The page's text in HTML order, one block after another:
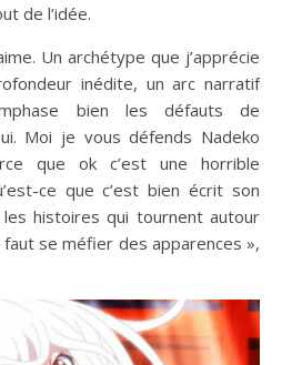
de l’idée.
Un archétype que j’apprécie
inédite, un arc narratif
bien les défauts de
Moi je vous défends Nadeko
que ok c’est une horrible
ce que c’est bien écrit son
histoires qui tournent autour
faut se méfier des apparences »,